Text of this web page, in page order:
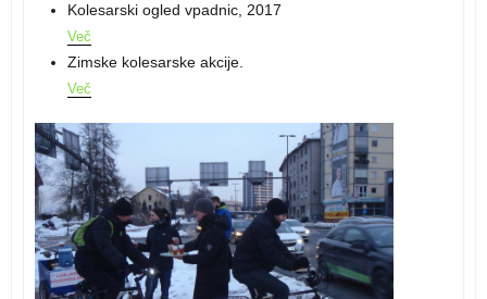
Kolesarski ogled vpadnic, 2017
Več
Zimske kolesarske akcije.
Več